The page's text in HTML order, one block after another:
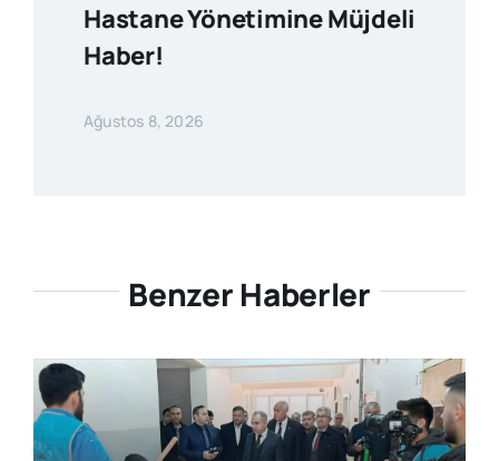
Hastane Yönetimine Müjdeli
Haber!
Ağustos 8, 2026
Benzer Haberler